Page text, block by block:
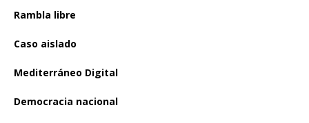
Rambla libre
Caso aislado
Mediterráneo Digital
Democracia nacional